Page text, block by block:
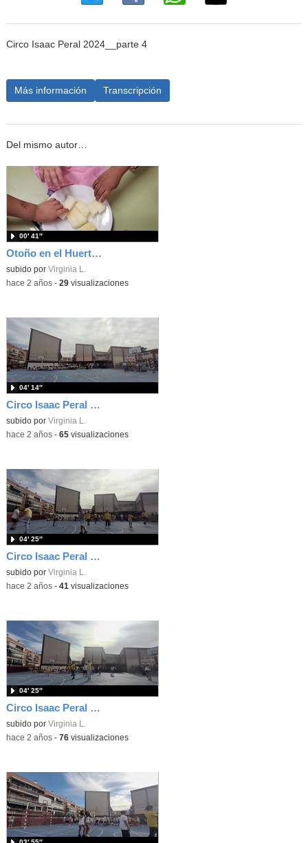
Circo Isaac Peral 2024__parte 4
Más información Transcripción
Del mismo autor…
Otoño en el Huerto del Peral
subido por Virginia L.
00′ 41″
-hace 2 años- 29visualizaciones
Circo Isaac Peral 2024__parte 5
subido por Virginia L.
04′ 14″
-hace 2 años- 65visualizaciones
Circo Isaac Peral 2024__parte 3
subido por Virginia L.
04′ 25″
-hace 2 años- 41 visualizaciones
Circo Isaac Peral 2024__parte 2
subido por Virginia L.
04′ 25″
-hace 2 años- 76visualizaciones